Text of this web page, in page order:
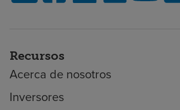
Recursos
Acerca de nosotros
Inversores